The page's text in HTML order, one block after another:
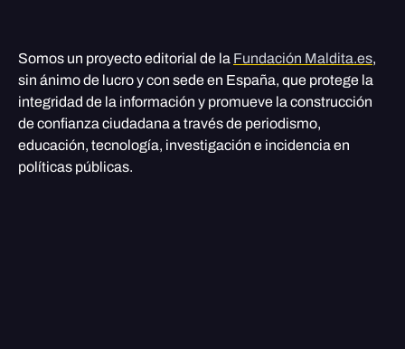
Somos un proyecto editorial de la Fundación Maldita.es,
sin ánimo de lucro y con sede en España, que protege la
integridad de la información y promueve la construcción
de confianza ciudadana a través de periodismo,
educación, tecnología, investigación e incidencia en
políticas públicas.